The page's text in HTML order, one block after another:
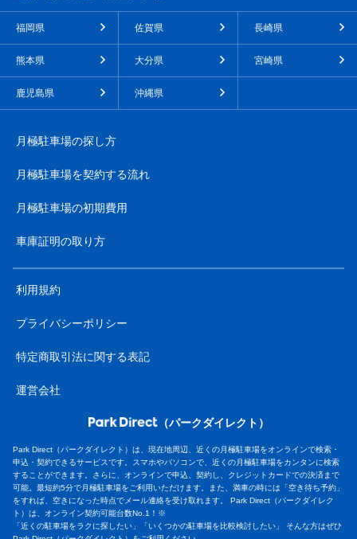
福岡県 佐賀県 長崎県
熊本県 大分県 宮崎県
鹿児島県 沖縄県
月極駐車場の探し方
月極駐車場を契約する流れ
月極駐車場の初期費用
車庫証明の取り方
利用規約
プライバシーポリシー
特定商取引法に関する表記
運営会社
（パークダイレクト）
Park Direct（パークダイレクト）は、現在地周辺、近くの月極駐車場をオンラインで検索・
申込・契約できるサービスです。スマホやパソコンで、近くの月極駐車場をカンタンに検索
することができます。さらに、オンラインで申込、契約し、クレジットカードでの決済まで
可能。最短約5分で月極駐車場をご利用いただけます。また、満車の時には「空き待ち予約」
をすれば、空きになった時点でメール連絡を受け取れます。 Park Direct（パークダイレク
ト）は、オンライン契約可能台数No.1！※
「近くの駐車場をラクに探したい」「いくつかの駐車場を比較検討したい」 そんな方はぜひ